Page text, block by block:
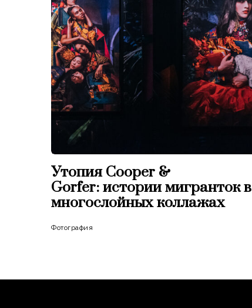
Утопия Cooper &
Gorfer: истории мигранток в
многослойных коллажах
Фотография